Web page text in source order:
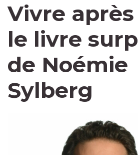
Vivre
le livre
de Noémie
Sylberg